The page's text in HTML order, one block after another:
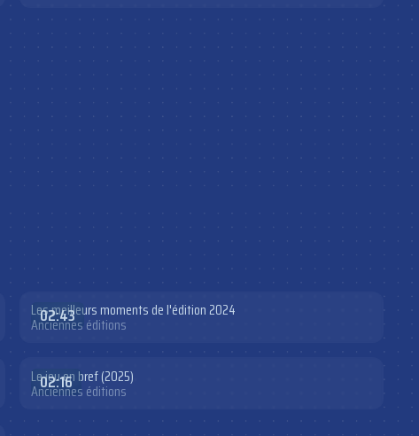
02:43
Les meilleurs moments de l'édition 2024
Anciennes éditions
02:16
Le jeu en bref (2025)
Anciennes éditions